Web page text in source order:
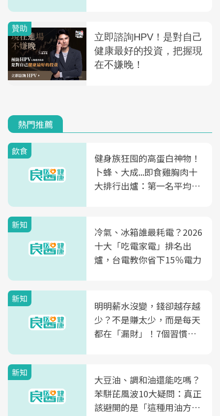
熱門推薦
飲食
健身族狂囤的高蛋白神物！
卜蜂、大成...即食雞胸肉十
大排行出爐：第一名平均一
新知
冷氣、冰箱誰最耗電？2026
十大「吃電家電」排名出
爐，台電教你省下15％電力
新知
明明薪水沒變，錢卻越存越
少？不是賺太少，而是每天
都在「漏財」！7個習慣一
新知
大豆油、調和油還能吃嗎？
苯駢芘風波10大疑問：真正
該避開的是「這種用油方